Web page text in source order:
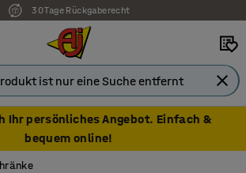
30 Tage Rückgaberecht
7 Jahre Garantie
Ihr persönliches Angebot. Einfach &
bequem online!